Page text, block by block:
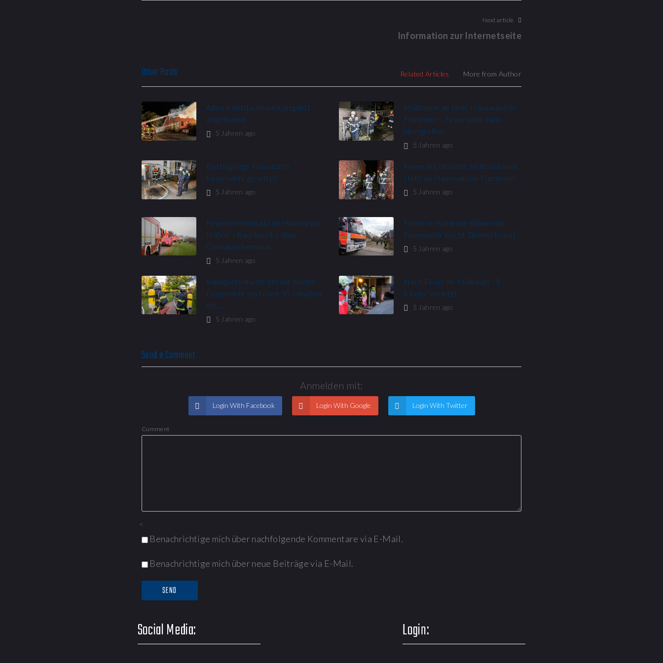
Next article
Information zur Internetseite
Other Posts Related Articles More from Author
Altes Reetdachhaus komplett
abgebrannt
5 Jahren ago
Mülltonne an einer Hauswand in
Flammen! - Feuerwehr kann
übergreifen…
5 Jahren ago
Bettlägerige Frau durch
Feuerwehr gerettet!
5 Jahren ago
Feuer in Lokstedt: Müllcontainer
steht an Hauswand in Flammen!
5 Jahren ago
Feuerwehreinsatz im Hamburger
Hafen! - Rauchwolke über
Containerterminal
5 Jahren ago
Feuer in Hamburg-Billwerder -
Feuerwehr löscht Zimmerbrand
5 Jahren ago
Kleingartenhütte brennt nieder -
Feuerwehr erst nach 30 Minuten
mit…
5 Jahren ago
Nach Feuer im Müllraum - 3
Kinder verletzt
5 Jahren ago
Send a Comment
Anmelden mit:
Login With Facebook Login With Google Login With Twitter
Comment
<
Benachrichtige mich über nachfolgende Kommentare via E-Mail.
Benachrichtige mich über neue Beiträge via E-Mail.
Social Media: Login: